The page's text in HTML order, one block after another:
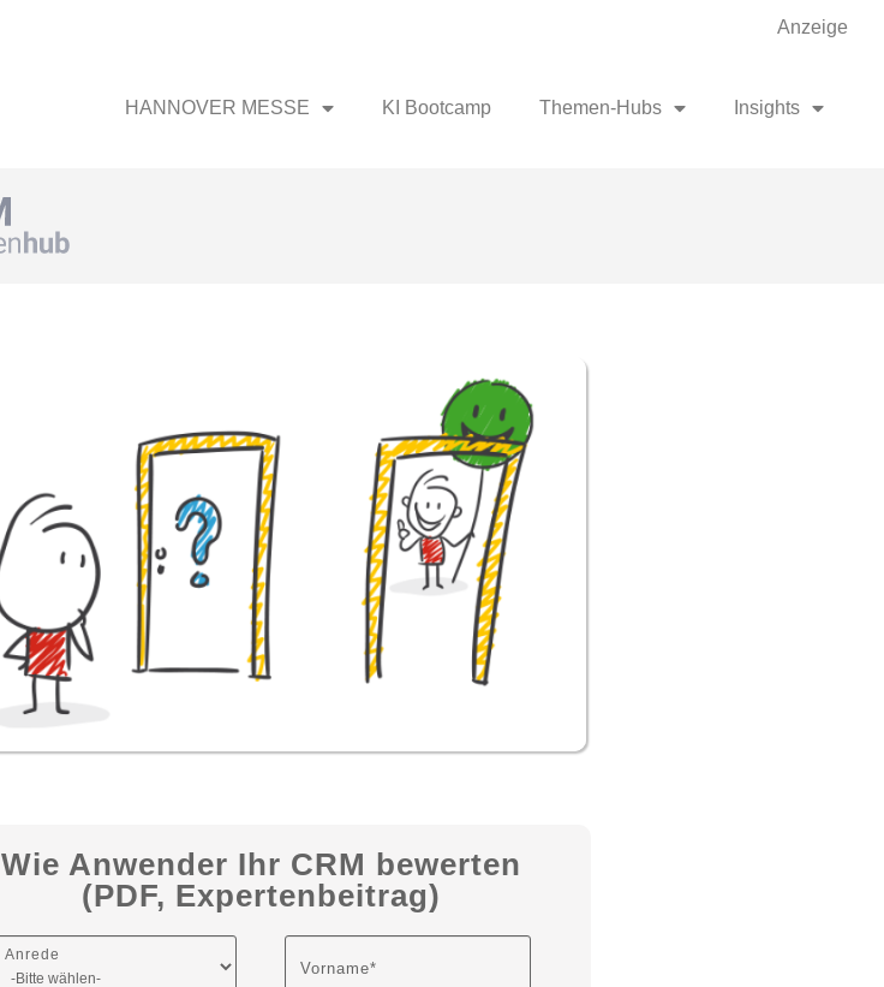
Anzeige
HANNOVER MESSE KI Bootcamp Themen-Hubs Insights
Wie Anwender Ihr CRM bewerten
(PDF, Expertenbeitrag)
Anrede
Vorname*